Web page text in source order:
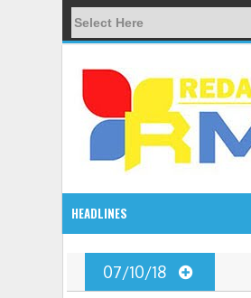
HEADLINES
08:03 AM
07/10/18